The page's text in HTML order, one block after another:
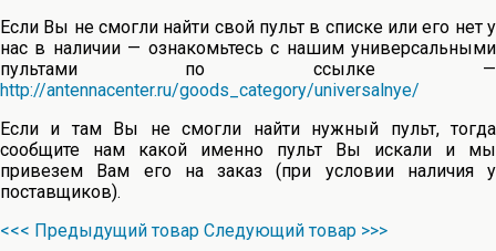
Если Вы не смогли найти свой пульт в списке или его нет у
нас в наличии — ознакомьтесь с нашим универсальными
пультами по ссылке —
http://antennacenter.ru/goods_category/universalnye/
Если и там Вы не смогли найти нужный пульт, тогда
сообщите нам какой именно пульт Вы искали и мы
привезем Вам его на заказ (при условии наличия у
поставщиков).
<<< Предыдущий товар Следующий товар >>>